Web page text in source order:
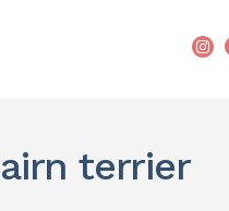
terrier